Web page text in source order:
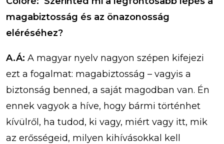
magabiztosság és az önazonosság
eléréséhez?
A.Á: A magyar nyelv nagyon szépen kifejezi
ezt a fogalmat: magabiztosság – vagyis a
biztonság benned, a saját magodban van. Én
ennek vagyok a híve, hogy bármi történhet
kívülről, ha tudod, ki vagy, miért vagy itt, mik
az erősségeid, milyen kihívásokkal kell